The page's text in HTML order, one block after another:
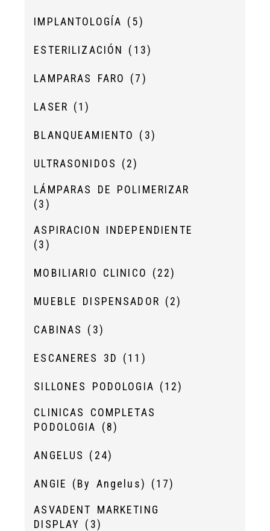
IMPLANTOLOGÍA (5)
ESTERILIZACIÓN (13)
LAMPARAS FARO (7)
LASER (1)
BLANQUEAMIENTO (3)
ULTRASONIDOS (2)
LÁMPARAS DE POLIMERIZAR
(3)
ASPIRACION INDEPENDIENTE
(3)
MOBILIARIO CLINICO (22)
MUEBLE DISPENSADOR (2)
CABINAS (3)
ESCANERES 3D (11)
SILLONES PODOLOGIA (12)
CLINICAS COMPLETAS
PODOLOGIA (8)
ANGELUS (24)
ANGIE (By Angelus) (17)
ASVADENT MARKETING
DISPLAY (3)